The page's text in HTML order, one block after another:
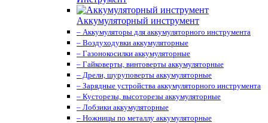
Аккумуляторный инструмент
– Аккумуляторы для аккумуляторного инструмента
– Воздуходувки аккумуляторные
– Газонокосилки аккумуляторные
– Гайковерты, винтоверты аккумуляторные
– Дрели, шуруповерты аккумуляторные
– Зарядные устройства аккумуляторного инструмента
– Кусторезы, высоторезы аккумуляторные
– Лобзики аккумуляторные
– Ножницы по металлу аккумуляторные